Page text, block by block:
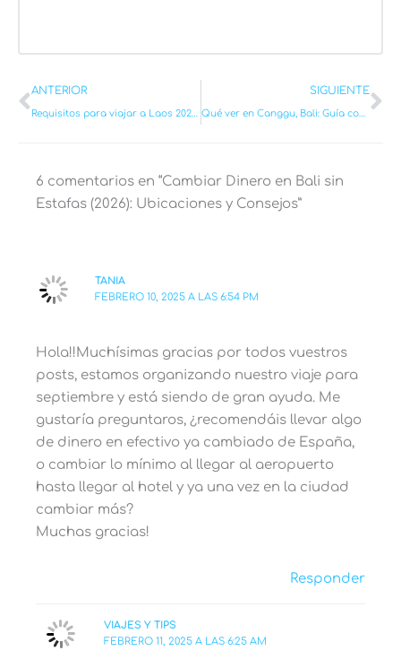
Ant
ANTERIOR
Requisitos para viajar a Laos 2026 – Info Actualizada (documentación + vacunas)
SIGUIENTE
Qué ver en Canggu, Bali: Guía con Mapa y Recomendaciones [2025]
6 comentarios en “Cambiar Dinero en Bali sin
Estafas (2026): Ubicaciones y Consejos”
TANIA
FEBRERO 10, 2025 A LAS 6:54 PM
Hola!!Muchísimas gracias por todos vuestros
posts, estamos organizando nuestro viaje para
septiembre y está siendo de gran ayuda. Me
gustaría preguntaros, ¿recomendáis llevar algo
de dinero en efectivo ya cambiado de España,
o cambiar lo mínimo al llegar al aeropuerto
hasta llegar al hotel y ya una vez en la ciudad
cambiar más?
Muchas gracias!
Responder
VIAJES Y TIPS
FEBRERO 11, 2025 A LAS 6:25 AM